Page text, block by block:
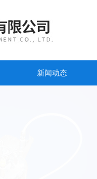
新闻动态